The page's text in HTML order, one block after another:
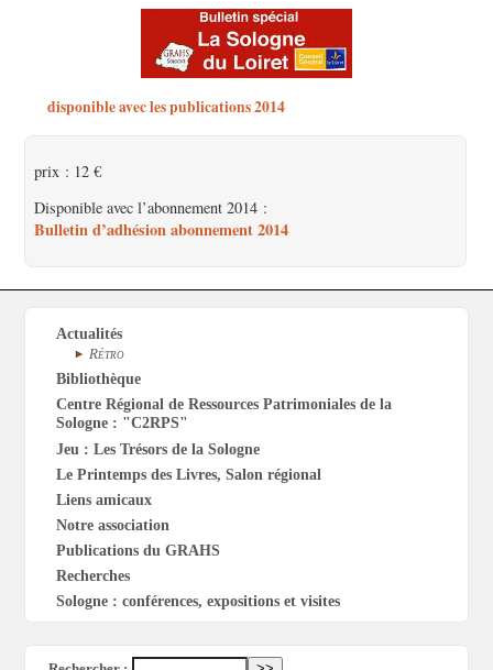
disponible avec les publications 2014
prix : 12 €
Disponible avec l’abonnement 2014 :
Bulletin d’adhésion abonnement 2014
Actualités
Rétro
Bibliothèque
Centre Régional de Ressources Patrimoniales de la
Sologne : "C2RPS"
Jeu : Les Trésors de la Sologne
Le Printemps des Livres, Salon régional
Liens amicaux
Notre association
Publications du GRAHS
Recherches
Sologne : conférences, expositions et visites